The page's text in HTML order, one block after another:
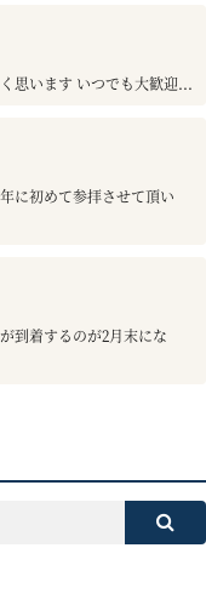
思います いつでも大歓迎...
に初めて参拝させて頂い
到着するのが2月末にな